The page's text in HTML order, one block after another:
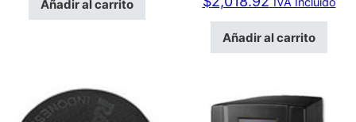
Añadir al carrito
Añadir al carrito